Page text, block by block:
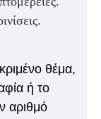
θέμα,
ή το
αριθμό